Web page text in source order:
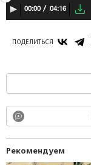
00:00 04:16
ПОДЕЛИТЬСЯ
Рекомендуем